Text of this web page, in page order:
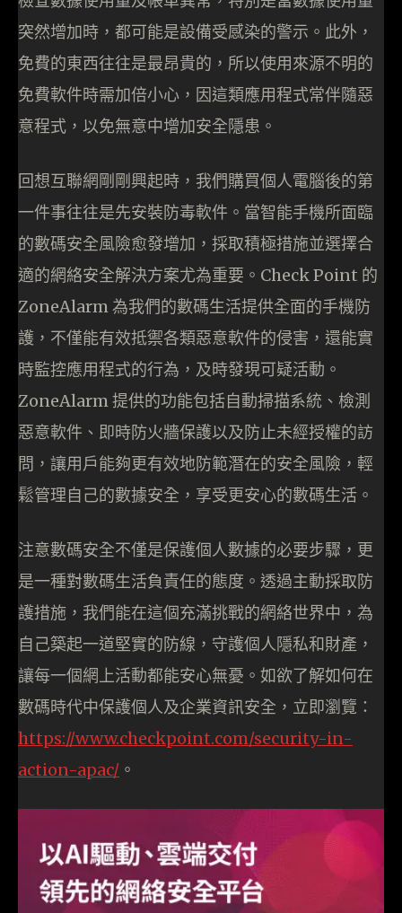
突然增加時，都可能是設備受感染的警示。此外，
免費的東西往往是最昂貴的，所以使用來源不明的
免費軟件時需加倍小心，因這類應用程式常伴隨惡
意程式，以免無意中增加安全隱患。
回想互聯網剛剛興起時，我們購買個人電腦後的第
一件事往往是先安裝防毒軟件。當智能手機所面臨
的數碼安全風險愈發增加，採取積極措施並選擇合
適的網絡安全解決方案尤為重要。Check Point 的
ZoneAlarm 為我們的數碼生活提供全面的手機防
護，不僅能有效抵禦各類惡意軟件的侵害，還能實
時監控應用程式的行為，及時發現可疑活動。
ZoneAlarm 提供的功能包括自動掃描系統、檢測
惡意軟件、即時防火牆保護以及防止未經授權的訪
問，讓用戶能夠更有效地防範潛在的安全風險，輕
鬆管理自己的數據安全，享受更安心的數碼生活。
注意數碼安全不僅是保護個人數據的必要步驟，更
是一種對數碼生活負責任的態度。透過主動採取防
護措施，我們能在這個充滿挑戰的網絡世界中，為
自己築起一道堅實的防線，守護個人隱私和財產，
讓每一個網上活動都能安心無憂。如欲了解如何在
數碼時代中保護個人及企業資訊安全，立即瀏覽：
https://www.checkpoint.com/security-in-
action-apac/ 。